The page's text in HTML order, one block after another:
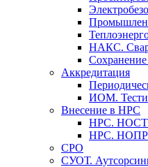
НАКС.
Сохранение
Аккредитация
ИОМ.
Внесение в НРС
НРС.
НРС.
СРО
СУОТ.